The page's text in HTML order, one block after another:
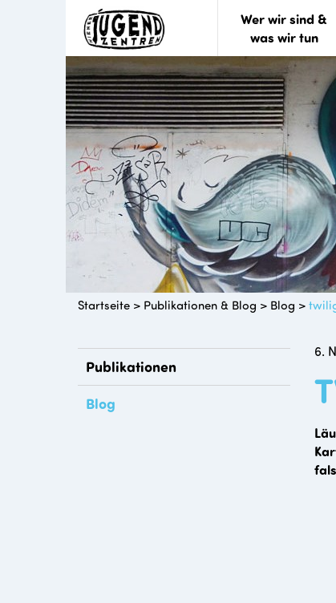
Wer wir sind &
was wir tun
Startseite > Publikationen & Blog > Blog >
Publikationen
Blog
6.